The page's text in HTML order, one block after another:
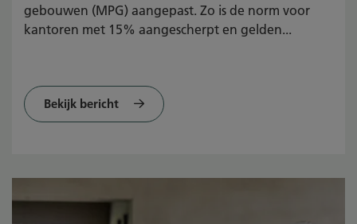
gebouwen (MPG) aangepast. Zo is de norm voor
kantoren met 15% aangescherpt en gelden...
Bekijk bericht